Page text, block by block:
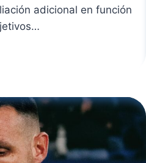
adicional en función